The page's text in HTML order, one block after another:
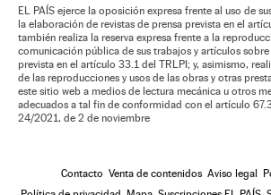
EL PAÍS ejerce la oposición expresa frente al uso de
la elaboración de revistas de prensa prevista en el
también realiza la reserva expresa frente a la
comunicación pública de sus trabajos y artículos
prevista en el artículo 33.1 del TRLPI; y, asimismo,
de las reproducciones y usos de las obras y otras
este sitio web a medios de lectura mecánica u otros
adecuados a tal fin de conformidad con el artículo
24/2021, de 2 de noviembre
Contacto Venta de contenidos Aviso legal